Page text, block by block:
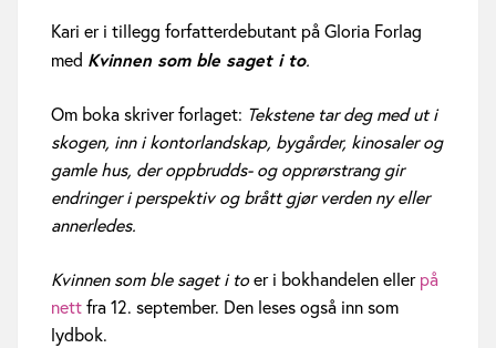
d
e
b
u
t
e
r
Kari er i tillegg forfatterdebutant på Gloria Forlag
med Kvinnen som ble saget i to.
Om boka skriver forlaget: Tekstene tar deg med ut i
skogen, inn i kontorlandskap, bygårder, kinosaler og
gamle hus, der oppbrudds- og opprørstrang gir
endringer i perspektiv og brått gjør verden ny eller
annerledes.
Kvinnen som ble saget i to er i bokhandelen eller på
nett fra 12. september. Den leses også inn som
lydbok.